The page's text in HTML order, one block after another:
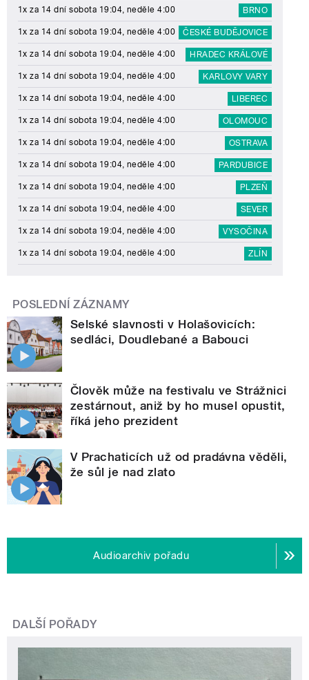
1x za 14 dní sobota 19:04, neděle 4:00 BRNO
1x za 14 dní sobota 19:04, neděle 4:00 ČESKÉ BUDĚJOVICE
1x za 14 dní sobota 19:04, neděle 4:00 HRADEC KRÁLOVÉ
1x za 14 dní sobota 19:04, neděle 4:00 KARLOVY VARY
1x za 14 dní sobota 19:04, neděle 4:00 LIBEREC
1x za 14 dní sobota 19:04, neděle 4:00 OLOMOUC
1x za 14 dní sobota 19:04, neděle 4:00 OSTRAVA
1x za 14 dní sobota 19:04, neděle 4:00 PARDUBICE
1x za 14 dní sobota 19:04, neděle 4:00 PLZEŇ
1x za 14 dní sobota 19:04, neděle 4:00 SEVER
1x za 14 dní sobota 19:04, neděle 4:00 VYSOČINA
1x za 14 dní sobota 19:04, neděle 4:00 ZLÍN
POSLEDNÍ ZÁZNAMY
Selské slavnosti v Holašovicích:
sedláci, Doudlebané a Babouci
Člověk může na festivalu ve Strážnici
zestárnout, aniž by ho musel opustit,
říká jeho prezident
V Prachaticích už od pradávna věděli,
že sůl je nad zlato
Audioarchiv pořadu
DALŠÍ POŘADY